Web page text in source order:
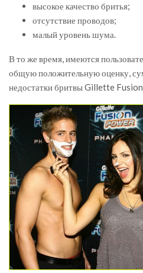
высокое качество бритья;
отсутствие проводов;
малый уровень шума.
В то же время, имеются
общую положительную оценку,
недостатки бритвы Gillette